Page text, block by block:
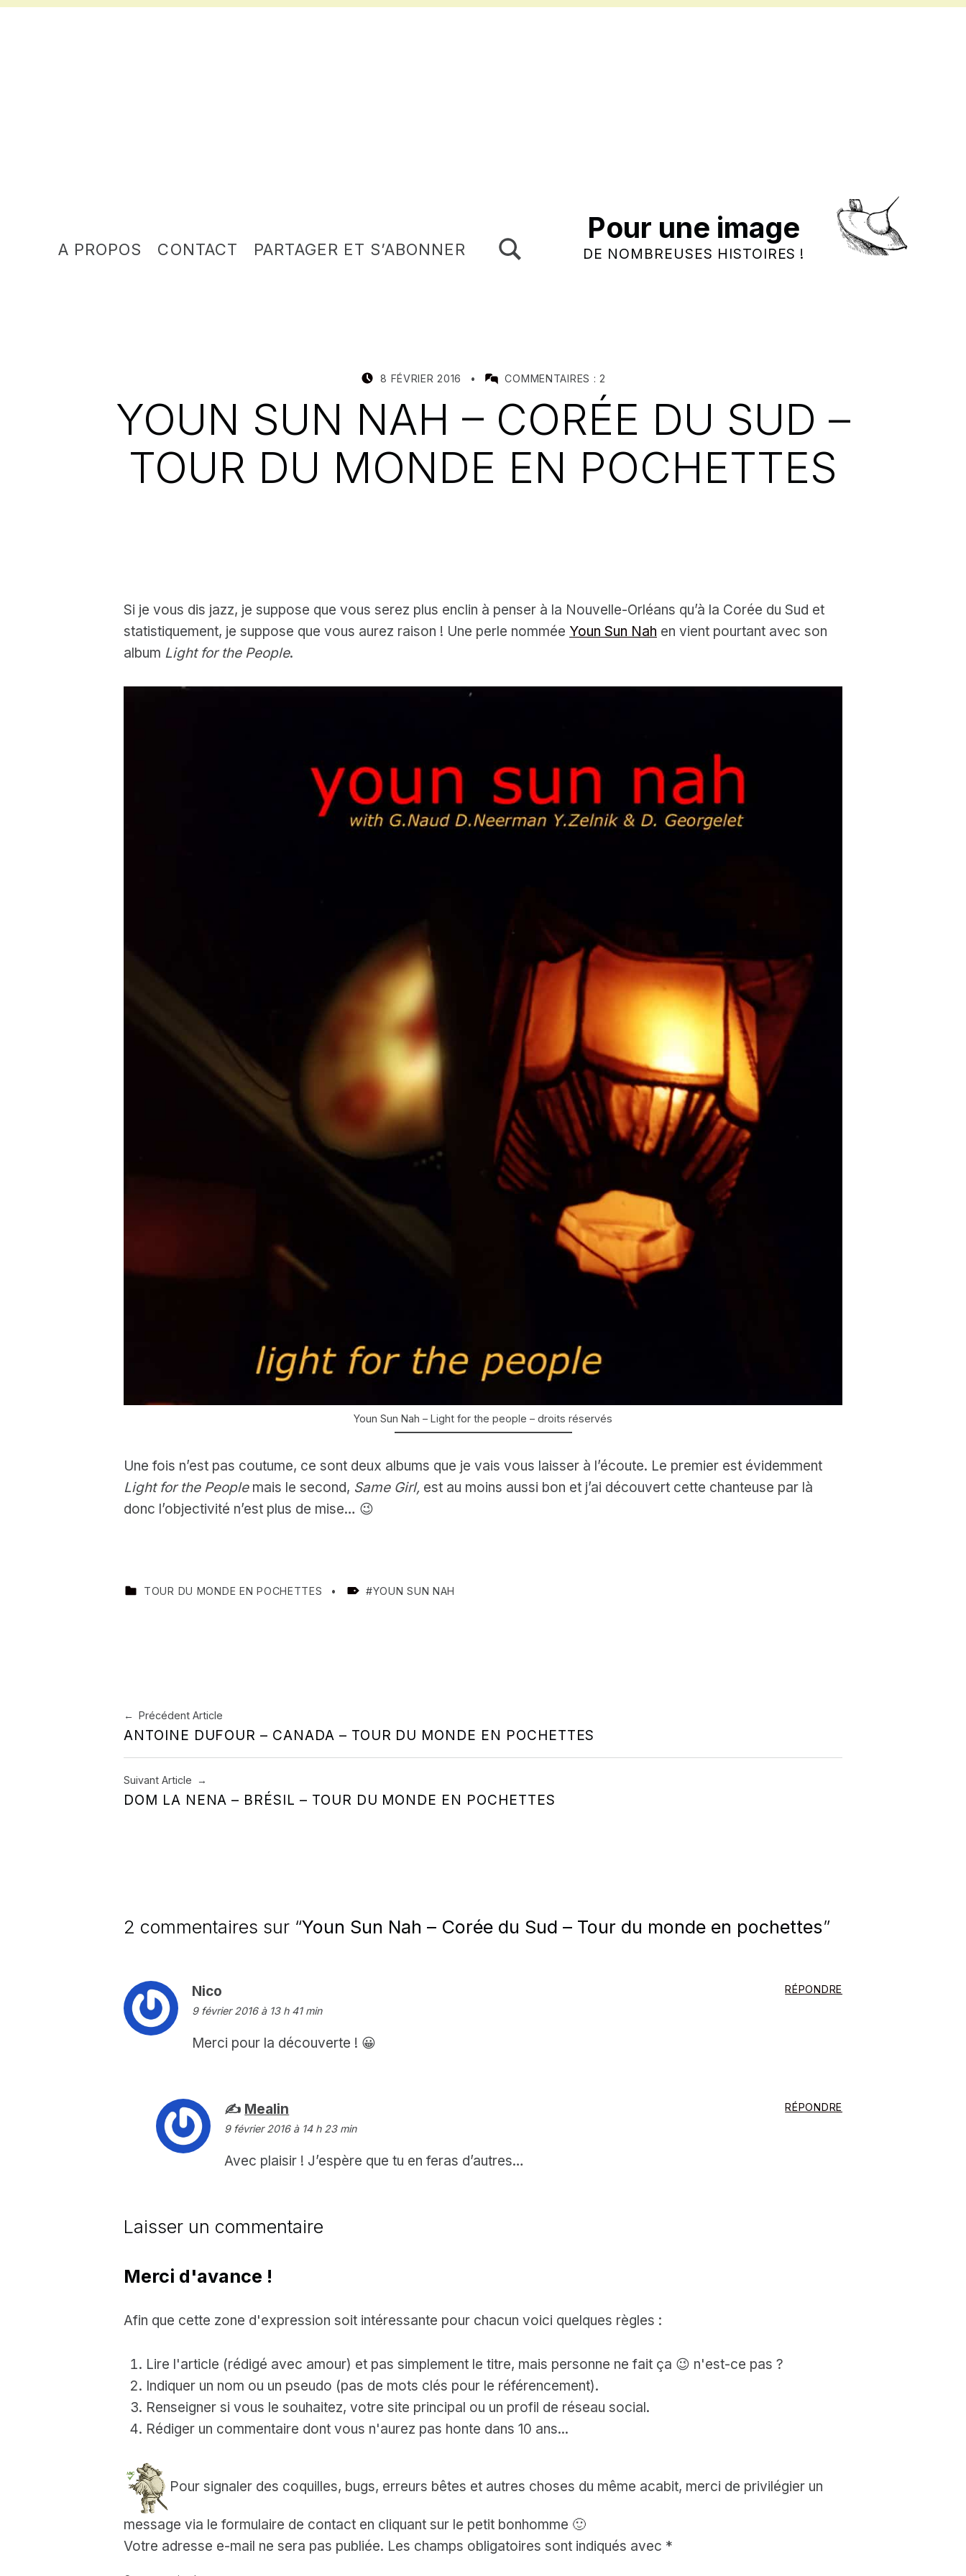
Pour une image
DE NOMBREUSES HISTOIRES !
A PROPOS CONTACT PARTAGER ET S’ABONNER
YOUN SUN NAH – CORÉE DU SUD –
TOUR DU MONDE EN POCHETTES
POSTED ON:
8 FÉVRIER 2016 WRITTEN BY:
MEALIN
COMMENTAIRES : 2
Si je vous dis jazz, je suppose que vous serez plus enclin à penser à la Nouvelle-Orléans qu’à la Corée du Sud et
statistiquement, je suppose que vous aurez raison ! Une perle nommée Youn Sun Nah en vient pourtant avec son
album Light for the People.
Youn Sun Nah – Light for the people – droits réservés
Une fois n’est pas coutume, ce sont deux albums que je vais vous laisser à l’écoute. Le premier est évidemment
Light for the Peoplemais le second, Same Girl, est au moins aussi bon et j’ai découvert cette chanteuse par là
donc l’objectivité n’est plus de mise… 😉
TOUR DU MONDE EN POCHETTES YOUN SUN NAH
Navigation de l’article
Précédent Article
ANTOINE DUFOUR – CANADA – TOUR DU MONDE EN POCHETTES
Suivant Article
DOM LA NENA – BRÉSIL – TOUR DU MONDE EN POCHETTES
2 commentaires sur “Youn Sun Nah – Corée du Sud – Tour du monde en pochettes”
Nico
9 février 2016 à 13 h 41 min
Merci pour la découverte ! 😀
RÉPONDRE
Mealin
9 février 2016 à 14 h 23 min
Avec plaisir ! J’espère que tu en feras d’autres…
RÉPONDRE
Laisser un commentaire
Merci d'avance !
Afin que cette zone d'expression soit intéressante pour chacun voici quelques règles :
Lire l'article (rédigé avec amour) et pas simplement le titre, mais personne ne fait ça 😉 n'est-ce pas ?
Indiquer un nom ou un pseudo (pas de mots clés pour le référencement).
Renseigner si vous le souhaitez, votre site principal ou un profil de réseau social.
Rédiger un commentaire dont vous n'aurez pas honte dans 10 ans...
Pour signaler des coquilles, bugs, erreurs bêtes et autres choses du même acabit, merci de privilégier un
message via le formulaire de contact en cliquant sur le petit bonhomme 🙂
Votre adresse e-mail ne sera pas publiée. Les champs obligatoires sont indiqués avec *